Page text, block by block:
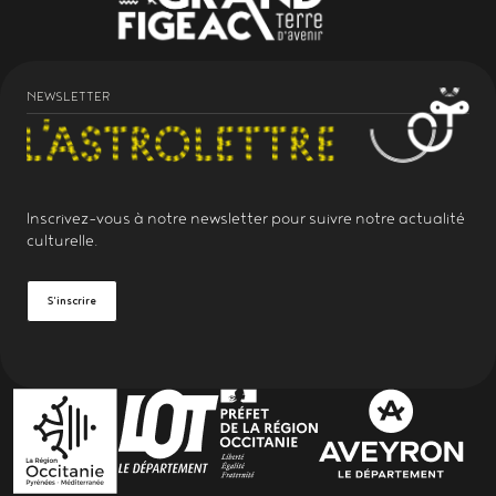
NEWSLETTER
Inscrivez-vous à notre newsletter pour suivre notre actualité
culturelle.
S'inscrire
PARTENAIRES